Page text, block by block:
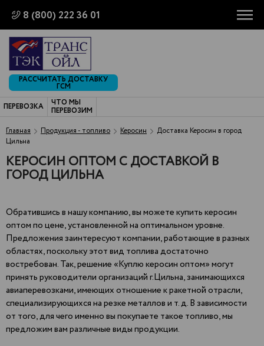
8 (800) 222 36 01
РАССЧИТАТЬ ДОСТАВКУ
ГСМ
ПЕРЕВОЗКА
ЧТО МЫ
ПЕРЕВОЗИМ
Главная
Продукция - топливо Керосин
Доставка Керосин в город
Цильна
КЕРОСИН ОПТОМ С ДОСТАВКОЙ В
ГОРОД ЦИЛЬНА
Обратившись в нашу компанию, вы можете купить керосин
оптом по цене, установленной на оптимальном уровне.
Предложения заинтересуют компании, работающие в разных
областях, поскольку этот вид топлива достаточно
востребован. Так, решение «Куплю керосин оптом» могут
принять руководители организаций г.Цильна, занимающихся
авиаперевозками, имеющих отношение к ракетной отрасли,
специализирующихся на резке металлов и т. д. В зависимости
от того, для чего именно вы покупаете такое топливо, мы
предложим вам различные виды продукции.